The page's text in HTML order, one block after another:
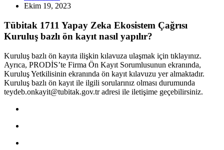
Ekim 19, 2023
Tübitak 1711 Yapay Zeka Ekosistem Çağrısı
Kuruluş bazlı ön kayıt nasıl yapılır?
Kuruluş bazlı ön kayıta ilişkin kılavuza ulaşmak için tıklayınız.
Ayrıca, PRODİS’te Firma Ön Kayıt Sorumlusunun ekranında,
Kuruluş Yetkilisinin ekranında ön kayıt kılavuzu yer almaktadır.
Kuruluş bazlı ön kayıt ile ilgili sorularınız olması durumunda
teydeb.onkayit@tubitak.gov.tr adresi ile iletişime geçebilirsiniz.